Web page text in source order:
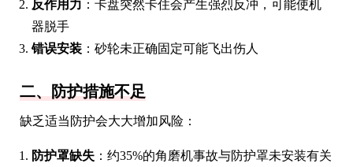
反作用力 ：卡盘突然卡住会产生强烈反冲，可能使机
器脱手
错误安装 ：砂轮未正确固定可能飞出伤人
二、防护措施不足
缺乏适当防护会大大增加风险：
防护罩缺失 ：约35%的角磨机事故与防护罩未安装有关